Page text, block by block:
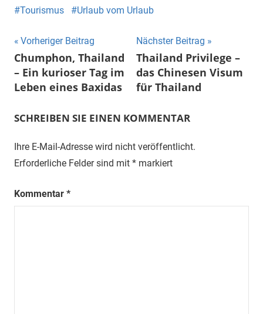
Tourismus
Urlaub vom Urlaub
Beitragsnavigation
Vorheriger Beitrag
Chumphon, Thailand
– Ein kurioser Tag im
Leben eines Baxidas
Nächster Beitrag
Thailand Privilege –
das Chinesen Visum
für Thailand
SCHREIBEN SIE EINEN KOMMENTAR
Ihre E-Mail-Adresse wird nicht veröffentlicht.
Erforderliche Felder sind mit * markiert
Kommentar *